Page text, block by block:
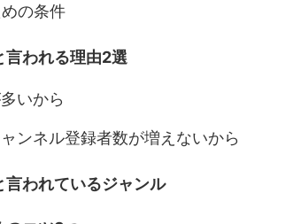
の条件
われる理由2選
いから
ンネル登録者数が増えないから
われているジャンル